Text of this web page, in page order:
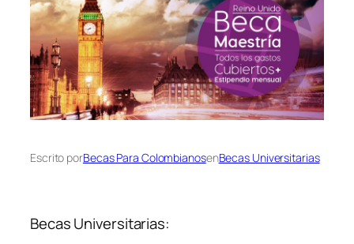
Escrito porBecas Para ColombianosenBecas Universitarias
Becas Universitarias: